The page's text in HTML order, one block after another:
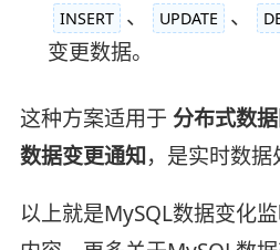
INSERT 、 UPDATE 、
变更数据。
这种方案适用于 分布式数
数据变更通知，是实时数据
以上就是MySQL数据变化